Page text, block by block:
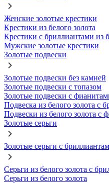
Женские золотые крестики
Крестики из белого золота
Крестики с бриллиантами из
Мужские золотые крестики
Золотые подвески
Золотые подвески без камней
Золотые подвески с топазом
Золотые подвески с
Подвеска из белого золота с
Подвески из белого золота с
Золотые серьги
Золотые серьги с
Серьги из белого золота с
Серьги из белого золота